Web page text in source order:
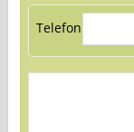
Telefon: